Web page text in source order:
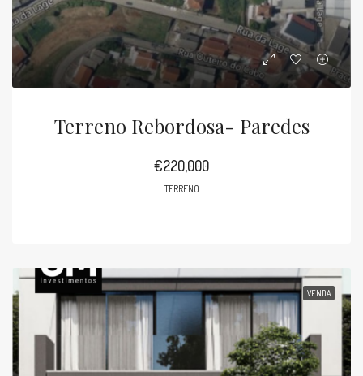
Terreno Rebordosa- Paredes
€220,000
TERRENO
VENDA